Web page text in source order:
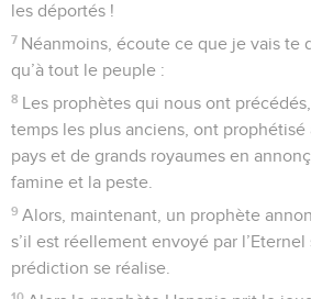
les déportés !
7 Néanmoins, écoute ce que je vais te
qu’à tout le peuple :
8 Les prophètes qui nous ont
temps les plus anciens, ont
pays et de grands royaumes en
famine et la peste.
9 Alors, maintenant, un prophète
s’il est réellement envoyé par
prédiction se réalise.
10